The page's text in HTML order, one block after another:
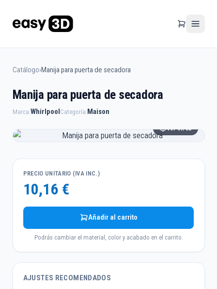
Catálogo›Manija para puerta de secadora
Manija para puerta de secadora
Marca:WhirlpoolCategoría:Maison
Ver en 3D
PRECIO UNITARIO (IVA INC.)
10,16 €
Añadir al carrito
Podrás cambiar el material, color y acabado en el carrito.
AJUSTES RECOMENDADOS